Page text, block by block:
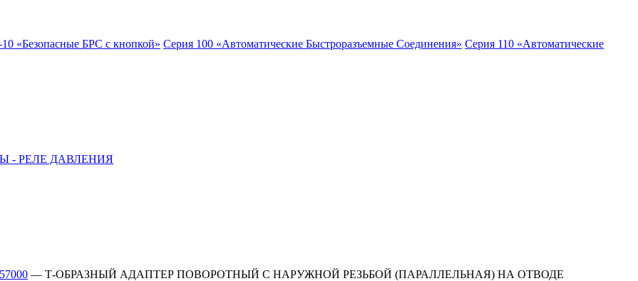
«Безопасные БРС с кнопкой» Серия 100 «Автоматические Быстроразъемные Соединения» Серия 110 «Автоматические
- РЕЛЕ ДАВЛЕНИЯ
— Т-ОБРАЗНЫЙ АДАПТЕР ПОВОРОТНЫЙ С НАРУЖНОЙ РЕЗЬБОЙ (ПАРАЛЛЕЛЬНАЯ) НА ОТВОДЕ